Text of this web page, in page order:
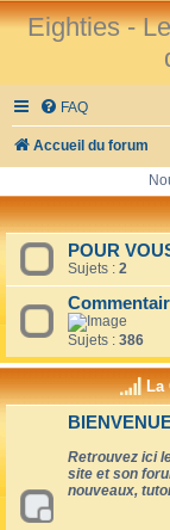
Eighties -
FAQ
Accueil du forum
POUR
Sujets : 2
Sujets : 386
La
Retrouvez ici
site et son
nouveaux,